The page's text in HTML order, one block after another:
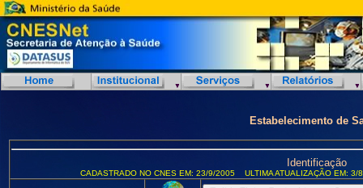
Estabelecimento de
Identificação
CADASTRADO NO CNES EM: 23/9/2005 ULTIMA ATUALIZAÇÃO EM: